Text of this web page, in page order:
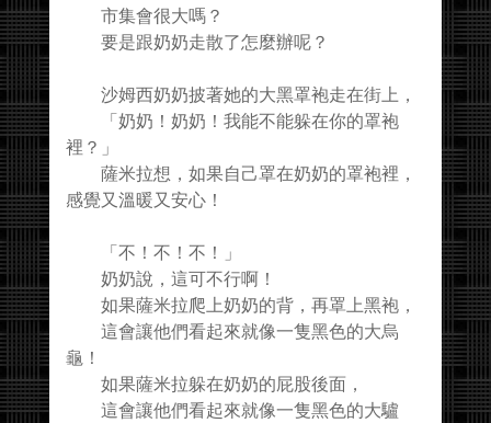
市集會很大嗎？
要是跟奶奶走散了怎麼辦呢？
沙姆西奶奶披著她的大黑罩袍走在街上，
「奶奶！奶奶！我能不能躲在你的罩袍
裡？」
薩米拉想，如果自己罩在奶奶的罩袍裡，
感覺又溫暖又安心！
「不！不！不！」
奶奶說，這可不行啊！
如果薩米拉爬上奶奶的背，再罩上黑袍，
這會讓他們看起來就像一隻黑色的大烏
龜！
如果薩米拉躲在奶奶的屁股後面，
這會讓他們看起來就像一隻黑色的大驢